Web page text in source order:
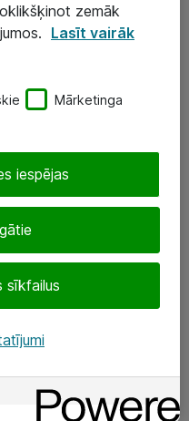
zemāk
Lasīt vairāk
Mārketinga
sīkfailus
iespējas